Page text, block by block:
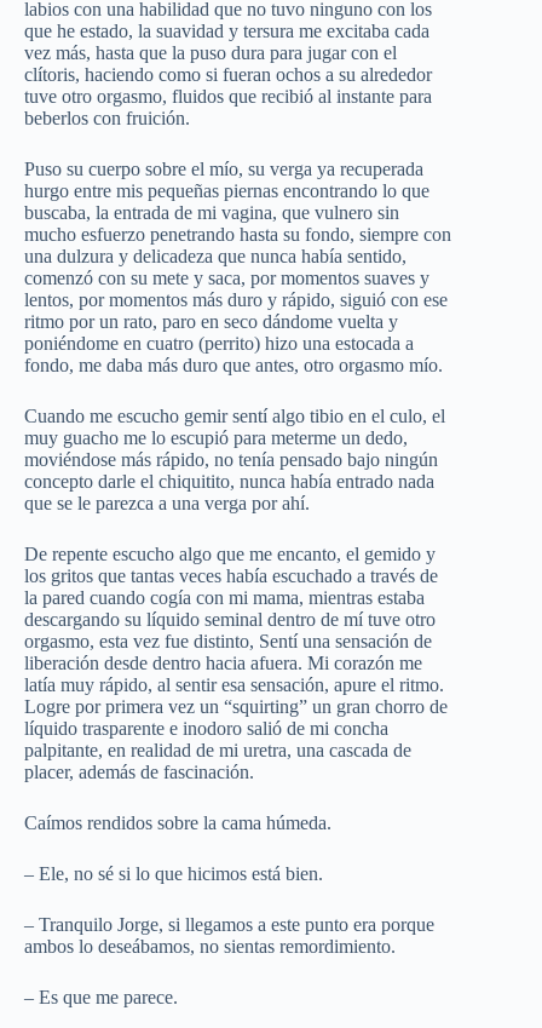
labios con una habilidad que no tuvo ninguno con los
que he estado, la suavidad y tersura me excitaba cada
vez más, hasta que la puso dura para jugar con el
clítoris, haciendo como si fueran ochos a su alrededor
tuve otro orgasmo, fluidos que recibió al instante para
beberlos con fruición.
Puso su cuerpo sobre el mío, su verga ya recuperada
hurgo entre mis pequeñas piernas encontrando lo que
buscaba, la entrada de mi vagina, que vulnero sin
mucho esfuerzo penetrando hasta su fondo, siempre con
una dulzura y delicadeza que nunca había sentido,
comenzó con su mete y saca, por momentos suaves y
lentos, por momentos más duro y rápido, siguió con ese
ritmo por un rato, paro en seco dándome vuelta y
poniéndome en cuatro (perrito) hizo una estocada a
fondo, me daba más duro que antes, otro orgasmo mío.
Cuando me escucho gemir sentí algo tibio en el culo, el
muy guacho me lo escupió para meterme un dedo,
moviéndose más rápido, no tenía pensado bajo ningún
concepto darle el chiquitito, nunca había entrado nada
que se le parezca a una verga por ahí.
De repente escucho algo que me encanto, el gemido y
los gritos que tantas veces había escuchado a través de
la pared cuando cogía con mi mama, mientras estaba
descargando su líquido seminal dentro de mí tuve otro
orgasmo, esta vez fue distinto, Sentí una sensación de
liberación desde dentro hacia afuera. Mi corazón me
latía muy rápido, al sentir esa sensación, apure el ritmo.
Logre por primera vez un “squirting” un gran chorro de
líquido trasparente e inodoro salió de mi concha
palpitante, en realidad de mi uretra, una cascada de
placer, además de fascinación.
Caímos rendidos sobre la cama húmeda.
– Ele, no sé si lo que hicimos está bien.
– Tranquilo Jorge, si llegamos a este punto era porque
ambos lo deseábamos, no sientas remordimiento.
– Es que me parece.